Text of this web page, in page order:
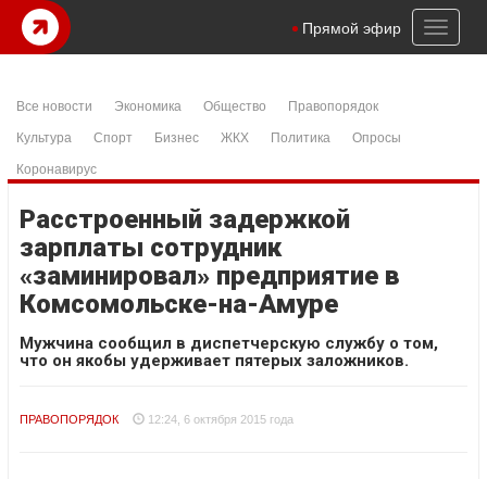
Toggle
Прямой эфир
Все новости Экономика Общество
Правопорядок
Культура
Спорт Бизнес ЖКХ Политика
Опросы
Коронавирус
Расстроенный задержкой
зарплаты сотрудник
«заминировал» предприятие в
Комсомольске-на-Амуре
Мужчина сообщил в диспетчерскую службу о том,
что он якобы удерживает пятерых заложников.
ПРАВОПОРЯДОК 12:24, 6 октября 2015 года